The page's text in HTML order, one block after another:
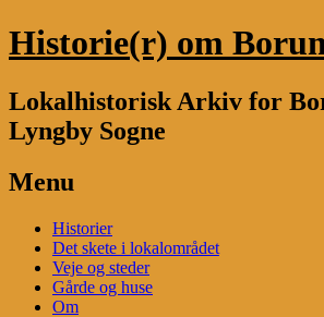
Historie(r) om
Lokalhistorisk Arkiv for
Lyngby Sogne
Menu
Skip
content
Historier
Det skete i lokalområdet
Veje og steder
Gårde og huse
Om